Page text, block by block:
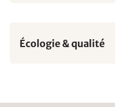
Écologie & qualité